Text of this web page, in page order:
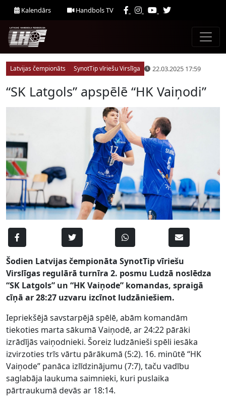
Kalendārs Handbols TV
Latvijas čempionāts SynotTip vīriešu Virslīga 22.03.2025 17:59
“SK Latgols” apspēlē “HK Vaiņodi”
Šodien Latvijas čempionāta SynotTip vīriešu
Virslīgas regulārā turnīra 2. posmu Ludzā noslēdza
“SK Latgols” un “HK Vaiņode” komandas, spraigā
cīņā ar 28:27 uzvaru izcīnot ludzāniešiem.
Iepriekšējā savstarpējā spēlē, abām komandām
tiekoties marta sākumā Vaiņodē, ar 24:22 pārāki
izrādījās vaiņodnieki. Šoreiz ludzānieši spēli iesāka
izvirzoties trīs vārtu pārākumā (5:2). 16. minūtē “HK
Vaiņode” panāca izlīdzinājumu (7:7), taču vadību
saglabāja laukuma saimnieki, kuri puslaika
pārtraukumā devās ar 18:14.